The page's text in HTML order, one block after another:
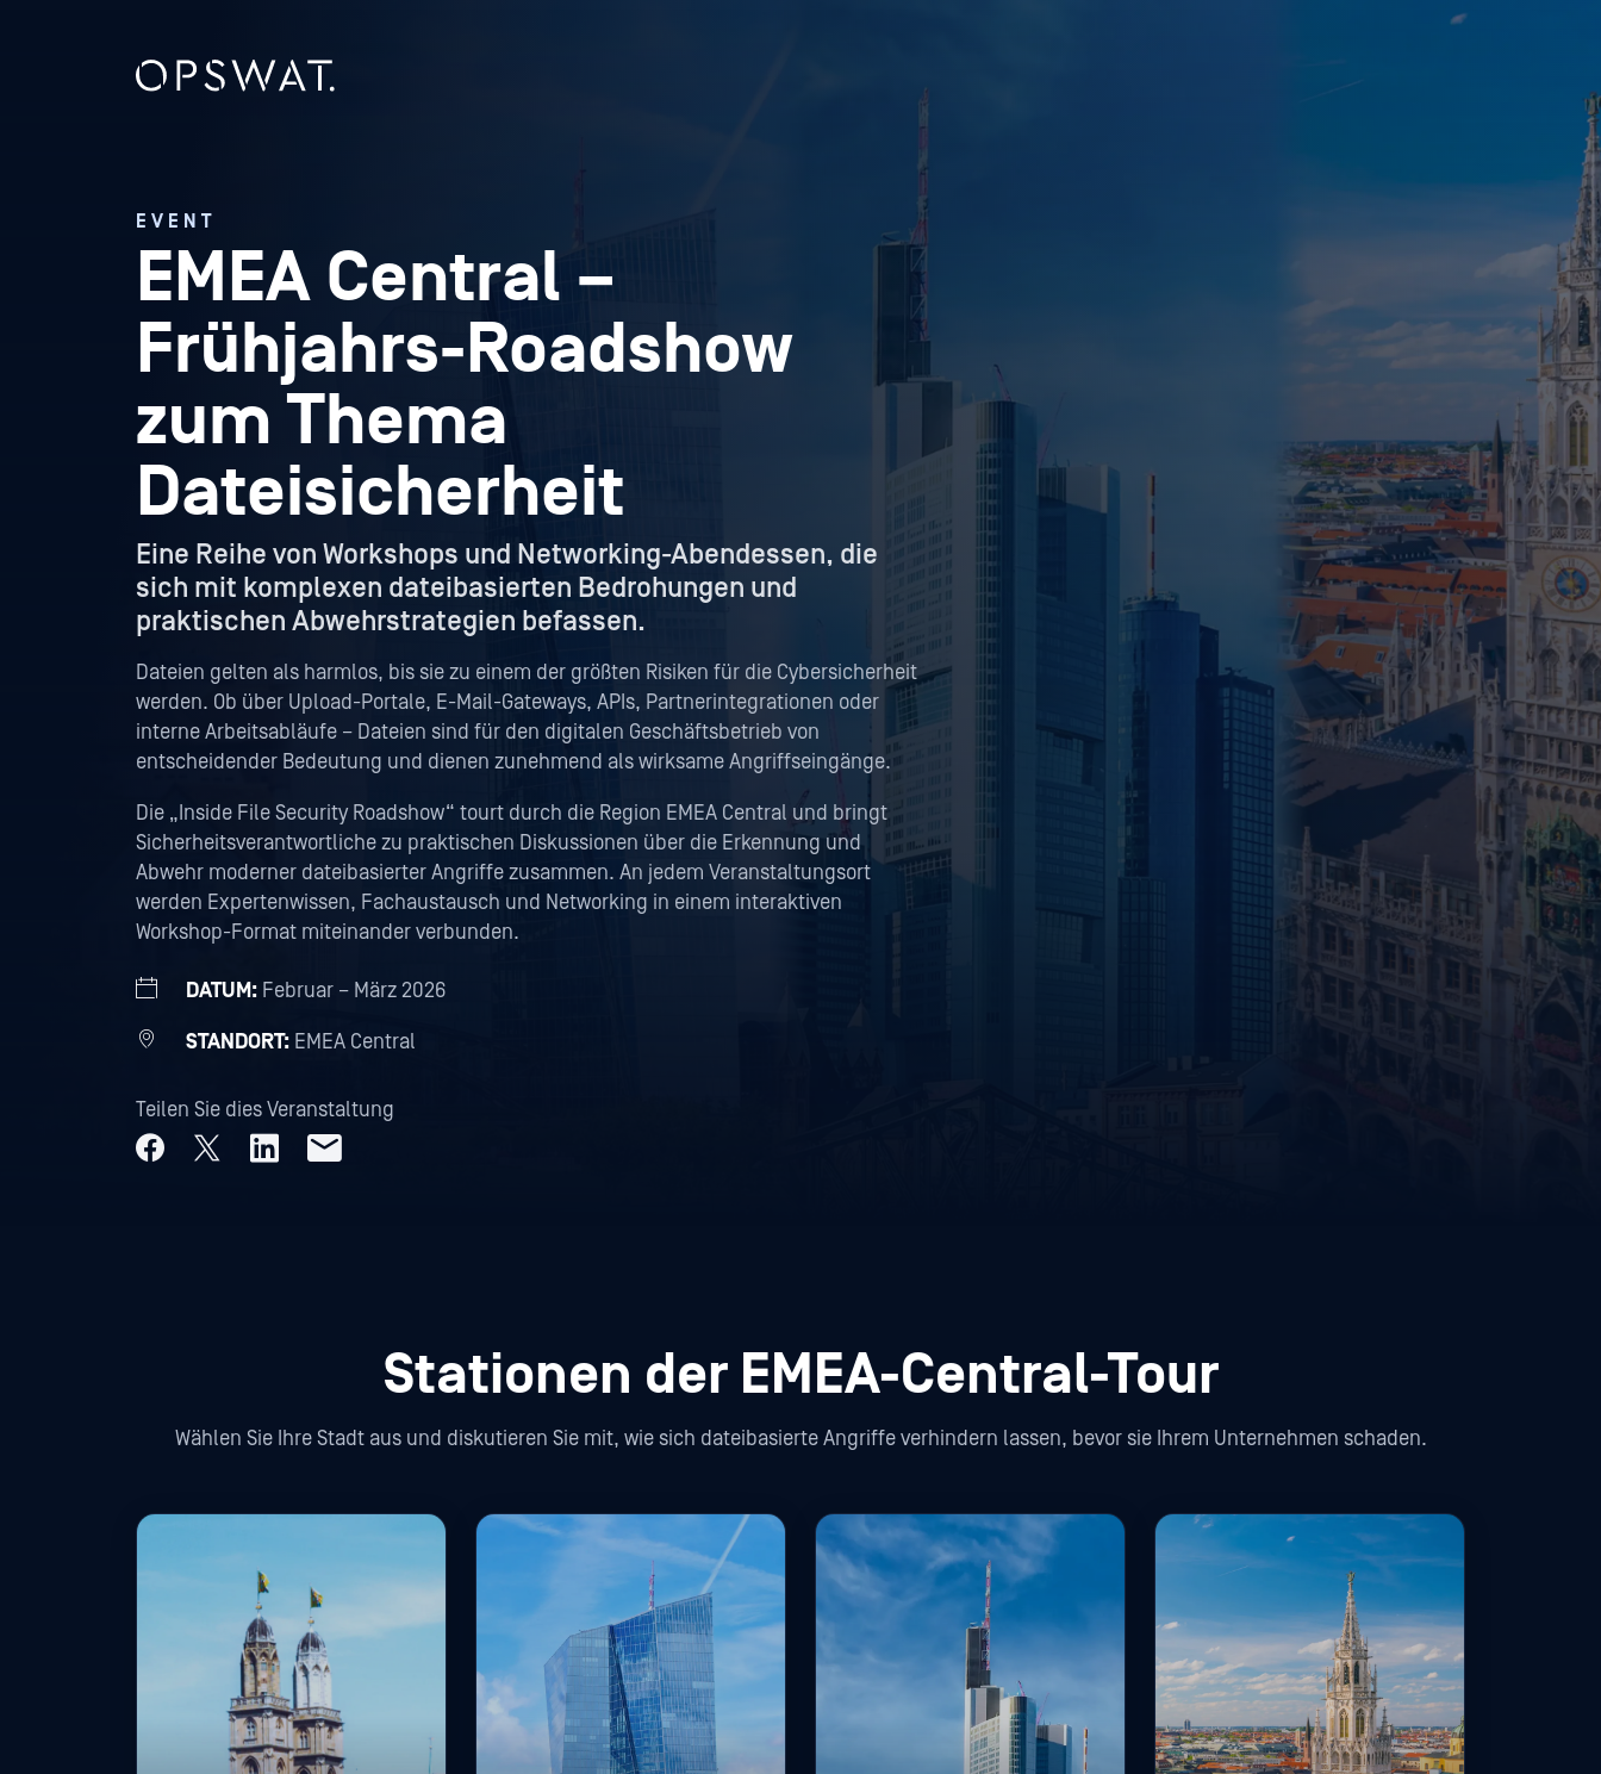
EVENT
EMEA Central –
Frühjahrs-Roadshow
zum Thema
Dateisicherheit
Eine Reihe von Workshops und Networking-Abendessen, die
sich mit komplexen dateibasierten Bedrohungen und
praktischen Abwehrstrategien befassen.
Dateien gelten als harmlos, bis sie zu einem der größten Risiken für die Cybersicherheit
werden. Ob über Upload-Portale, E-Mail-Gateways, APIs, Partnerintegrationen oder
interne Arbeitsabläufe – Dateien sind für den digitalen Geschäftsbetrieb von
entscheidender Bedeutung und dienen zunehmend als wirksame Angriffseingänge.
Die „Inside File Security Roadshow“ tourt durch die Region EMEA Central und bringt
Sicherheitsverantwortliche zu praktischen Diskussionen über die Erkennung und
Abwehr moderner dateibasierter Angriffe zusammen. An jedem Veranstaltungsort
werden Expertenwissen, Fachaustausch und Networking in einem interaktiven
Workshop-Format miteinander verbunden.
DATUM: Februar – März 2026
STANDORT: EMEA Central
Teilen Sie dies Veranstaltung
Stationen der EMEA-Central-Tour
Wählen Sie Ihre Stadt aus und diskutieren Sie mit, wie sich dateibasierte Angriffe verhindern lassen, bevor sie Ihrem Unternehmen schaden.